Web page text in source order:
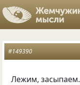
#149390
Лежим,